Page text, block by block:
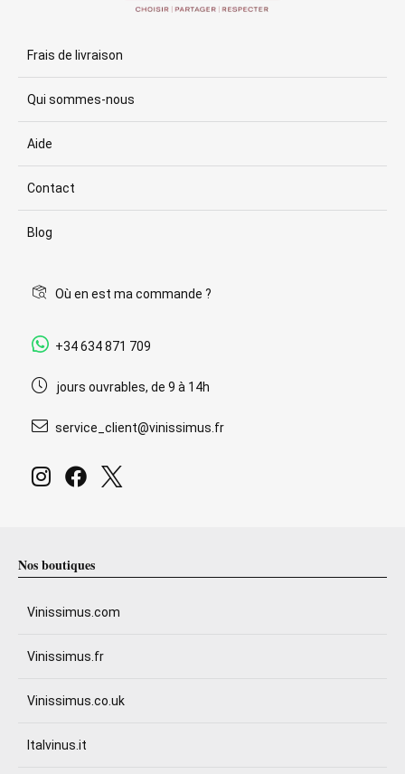
Frais de livraison
Qui sommes-nous
Aide
Contact
Blog
Où en est ma commande ?
+34 634 871 709
jours ouvrables, de 9 à 14h
service_client@vinissimus.fr
Nos boutiques
Vinissimus.com
Vinissimus.fr
Vinissimus.co.uk
Italvinus.it